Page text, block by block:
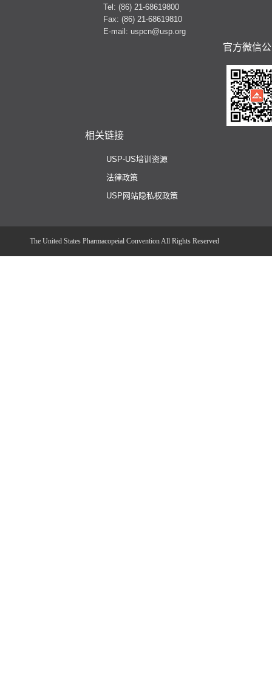
Tel: (86) 21-68619800
Fax: (86) 21-68619810
E-mail: uspcn@usp.org
官方微信
相关链接
USP-US培训资源
法律政策
USP网站隐私权政策
The United States Pharmacopeial Convention All Rights Reserved